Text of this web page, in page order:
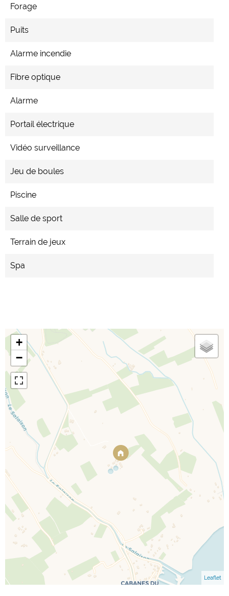
Forage
Puits
Alarme incendie
Fibre optique
Alarme
Portail électrique
Vidéo surveillance
Jeu de boules
Piscine
Salle de sport
Terrain de jeux
Spa
+
−
Leaflet